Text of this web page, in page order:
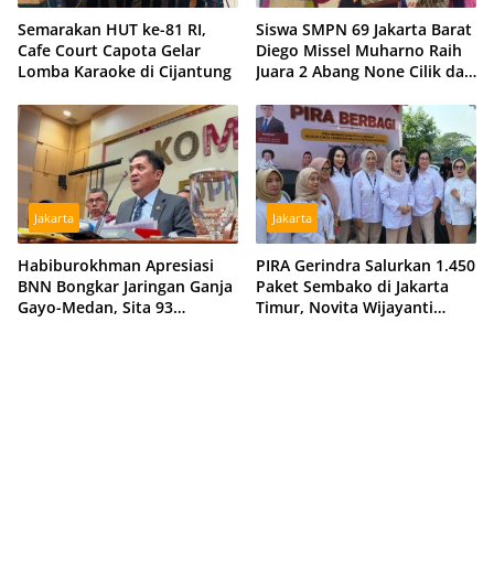
Semarakan HUT ke-81 RI,
Cafe Court Capota Gelar
Lomba Karaoke di Cijantung
Siswa SMPN 69 Jakarta Barat
Diego Missel Muharno Raih
Juara 2 Abang None Cilik dan
Jakarta
Habiburokhman Apresiasi
BNN Bongkar Jaringan Ganja
Gayo-Medan, Sita 93
Jakarta
PIRA Gerindra Salurkan 1.450
Paket Sembako di Jakarta
Timur, Novita Wijayanti